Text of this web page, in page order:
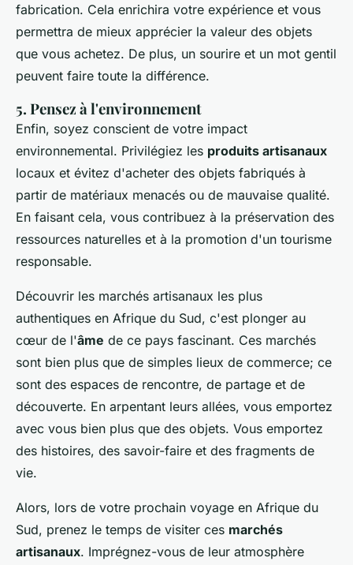
fabrication. Cela enrichira votre expérience et vous
permettra de mieux apprécier la valeur des objets
que vous achetez. De plus, un sourire et un mot gentil
peuvent faire toute la différence.
5. Pensez à l'environnement
Enfin, soyez conscient de votre impact
environnemental. Privilégiez les produits artisanaux
locaux et évitez d'acheter des objets fabriqués à
partir de matériaux menacés ou de mauvaise qualité.
En faisant cela, vous contribuez à la préservation des
ressources naturelles et à la promotion d'un tourisme
responsable.
Découvrir les marchés artisanaux les plus
authentiques en Afrique du Sud, c'est plonger au
cœur de l'âme de ce pays fascinant. Ces marchés
sont bien plus que de simples lieux de commerce; ce
sont des espaces de rencontre, de partage et de
découverte. En arpentant leurs allées, vous emportez
avec vous bien plus que des objets. Vous emportez
des histoires, des savoir-faire et des fragments de
vie.
Alors, lors de votre prochain voyage en Afrique du
Sud, prenez le temps de visiter ces marchés
artisanaux. Imprégnez-vous de leur atmosphère